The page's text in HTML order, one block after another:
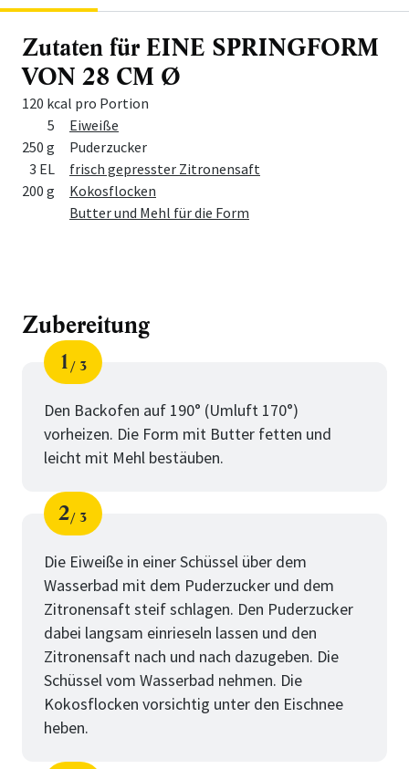
Zutaten für EINE SPRINGFORM
VON 28 CM Ø
120 kcal pro Portion
Menge
Zutat
5
Eiweiße
250 g
Puderzucker
3 EL
frisch gepresster Zitronensaft
200 g
Kokosflocken
Butter und Mehl für die Form
Zubereitung
Schritt
1
von
3
Den Backofen auf 190° (Umluft 170°)
vorheizen. Die Form mit Butter fetten und
leicht mit Mehl bestäuben.
Schritt
2
von
3
Die Eiweiße in einer Schüssel über dem
Wasserbad mit dem Puderzucker und dem
Zitronensaft steif schlagen. Den Puderzucker
dabei langsam einrieseln lassen und den
Zitronensaft nach und nach dazugeben. Die
Schüssel vom Wasserbad nehmen. Die
Kokosflocken vorsichtig unter den Eischnee
heben.